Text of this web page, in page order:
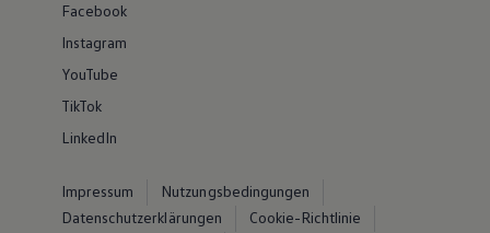
Facebook
Instagram
YouTube
TikTok
LinkedIn
Impressum
Nutzungsbedingungen
Datenschutzerklärungen
Cookie-Richtlinie